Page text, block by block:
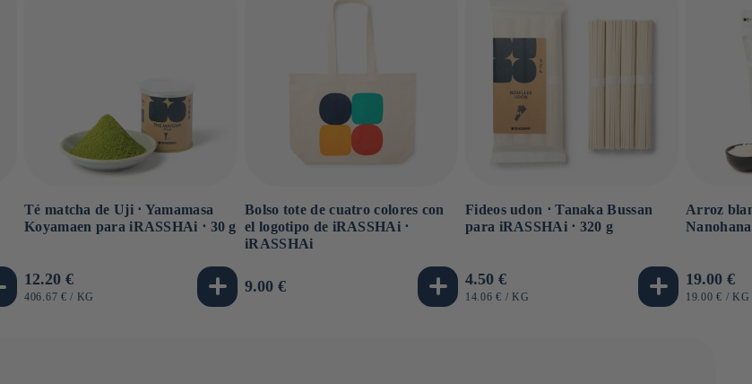
Té matcha de Uji ⋅ Yamamasa
Koyamaen para iRASSHAi ⋅ 30 g
Precio
habitual
12.20 €
PRECIO
406.67 € / POR
KG
Bolso tote de cuatro colores con
el logotipo de iRASSHAi ⋅
iRASSHAi
Precio
9.00 €
Fideos udon ⋅ Tanaka Bussan
para iRASSHAi ⋅ 320 g
Precio
habitual
4.50 €
PRECIO
14.06 € / POR
KG
Arroz
Precio
habitual
19.00 €
PRECIO
19.00 € / KG